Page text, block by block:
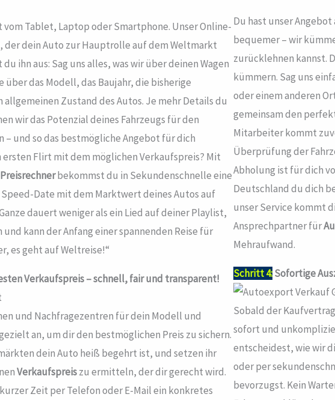
Tablet, Laptop oder Smartphone. Unser Online-
der dein Auto zur Hauptrolle auf dem Weltmarkt
ihn aus: Sag uns alles, was wir über deinen Wagen
über das Modell, das Baujahr, die bisherige
Zustand des Autos. Je mehr Details du
wir das Potenzial deines Fahrzeugs für den
und so das bestmögliche Angebot für dich
Flirt mit dem möglichen Verkaufspreis? Mit
bekommst du in Sekundenschnelle eine
Date mit dem Marktwert deines Autos auf
dauert weniger als ein Lied auf deiner Playlist,
kann der Anfang einer spannenden Reise für
es geht auf Weltreise!“
Verkaufspreis – schnell, fair und transparent!
und Nachfragezentren für dein Modell und
an, um dir den bestmöglichen Preis zu sichern.
dein Auto heiß begehrt ist, und setzen ihr
Verkaufspreiszu ermitteln, der dir gerecht wird.
Zeit per Telefon oder E-Mail ein konkretes
Du hast unser
bequemer – wir
zurücklehnen kannst.
kümmern. Sag uns
oder einem anderen
gemeinsam den
Mitarbeiter kommt
Überprüfung der
Abholung ist für dich
Deutschland du dich
unser Service kommt
Ansprechpartner für
Mehraufwand.
Schritt 4:Sofortige
Sobald der
sofort und
entscheidest, wie wir
oder per
bevorzugst. Kein